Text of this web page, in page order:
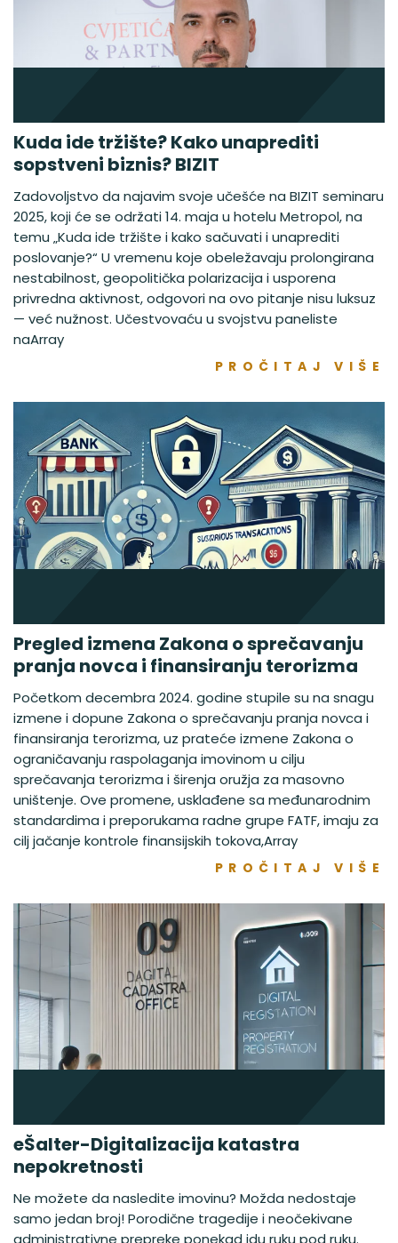
Kuda ide tržište? Kako unaprediti
sopstveni biznis? BIZIT
Zadovoljstvo da najavim svoje učešće na BIZIT seminaru
2025, koji će se održati 14. maja u hotelu Metropol, na
temu „Kuda ide tržište i kako sačuvati i unaprediti
poslovanje?“ U vremenu koje obeležavaju prolongirana
nestabilnost, geopolitička polarizacija i usporena
privredna aktivnost, odgovori na ovo pitanje nisu luksuz
— već nužnost. Učestvovaću u svojstvu paneliste
naArray
PROČITAJ VIŠE
Pregled izmena Zakona o sprečavanju
pranja novca i finansiranju terorizma
Početkom decembra 2024. godine stupile su na snagu
izmene i dopune Zakona o sprečavanju pranja novca i
finansiranja terorizma, uz prateće izmene Zakona o
ograničavanju raspolaganja imovinom u cilju
sprečavanja terorizma i širenja oružja za masovno
uništenje. Ove promene, usklađene sa međunarodnim
standardima i preporukama radne grupe FATF, imaju za
cilj jačanje kontrole finansijskih tokova,Array
PROČITAJ VIŠE
eŠalter-Digitalizacija katastra
nepokretnosti
Ne možete da nasledite imovinu? Možda nedostaje
samo jedan broj! Porodične tragedije i neočekivane
administrativne prepreke ponekad idu ruku pod ruku.